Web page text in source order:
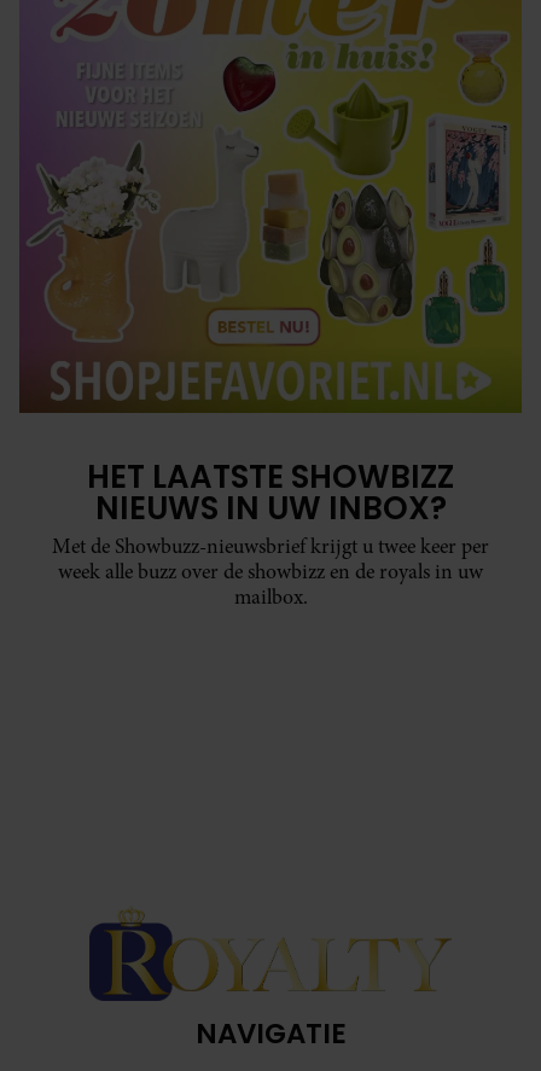
HET LAATSTE SHOWBIZZ
NIEUWS IN UW INBOX?
Met de Showbuzz-nieuwsbrief krijgt u twee keer per
week alle buzz over de showbizz en de royals in uw
mailbox.
NAVIGATIE